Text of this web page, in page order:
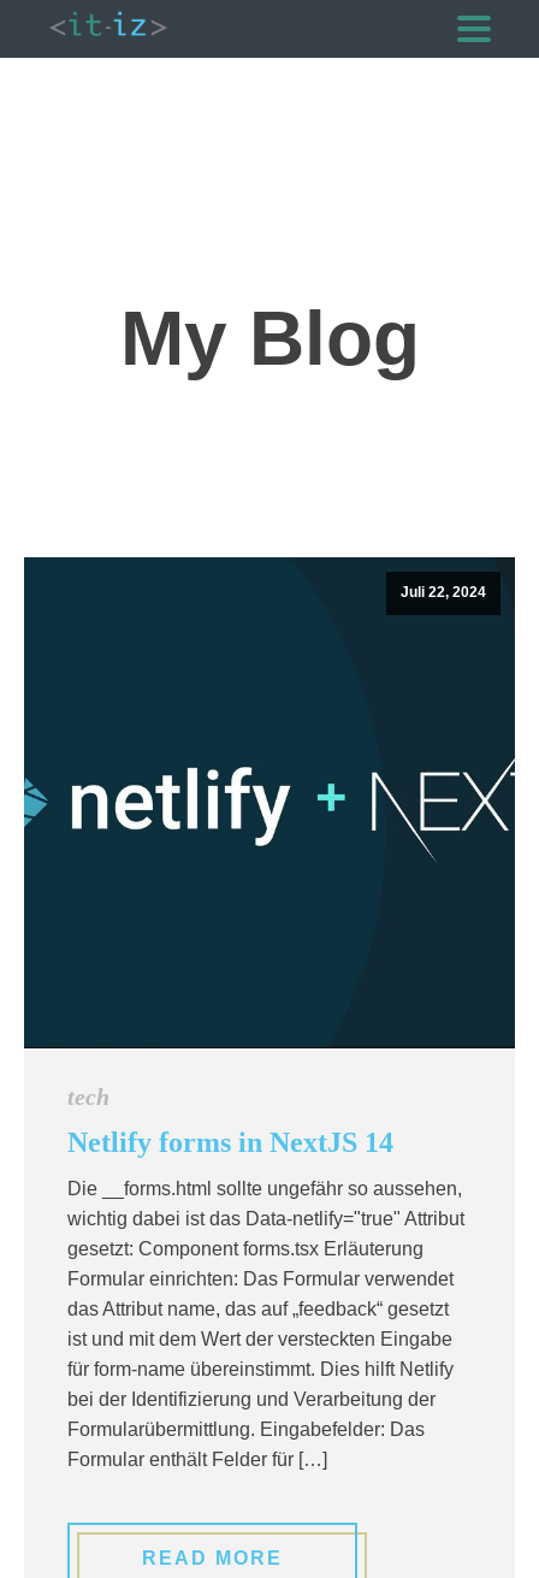
My Blog
Juli 22, 2024
tech
Netlify forms in NextJS 14
Die __forms.html sollte ungefähr so aussehen,
wichtig dabei ist das Data-netlify="true" Attribut
gesetzt: Component forms.tsx Erläuterung
Formular einrichten: Das Formular verwendet
das Attribut name, das auf „feedback“ gesetzt
ist und mit dem Wert der versteckten Eingabe
für form-name übereinstimmt. Dies hilft Netlify
bei der Identifizierung und Verarbeitung der
Formularübermittlung. Eingabefelder: Das
Formular enthält Felder für […]
READ MORE